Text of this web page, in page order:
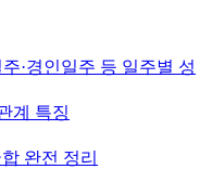
·경인일주 등 일주별 성
계 특징
완전 정리